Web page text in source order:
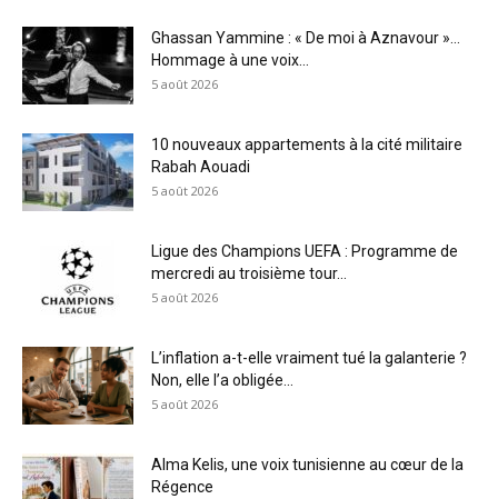
Ghassan Yammine : « De moi à Aznavour »…
Hommage à une voix...
5 août 2026
10 nouveaux appartements à la cité militaire
Rabah Aouadi
5 août 2026
Ligue des Champions UEFA : Programme de
mercredi au troisième tour...
5 août 2026
L’inflation a-t-elle vraiment tué la galanterie ?
Non, elle l’a obligée...
5 août 2026
Alma Kelis, une voix tunisienne au cœur de la
Régence